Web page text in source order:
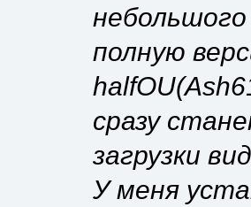
полную
сразу
загрузки
У меня